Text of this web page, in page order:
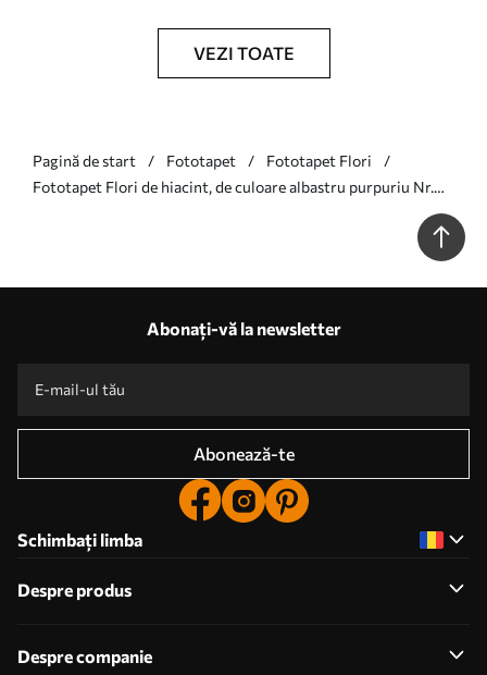
VEZI TOATE
Pagină de start Fototapet
Fototapet Flori
Fototapet Flori de hiacint, de culoare albastru purpuriu Nr.
Abonați-vă la newsletter
Abonează-te
Schimbați limba
Despre produs
Despre companie